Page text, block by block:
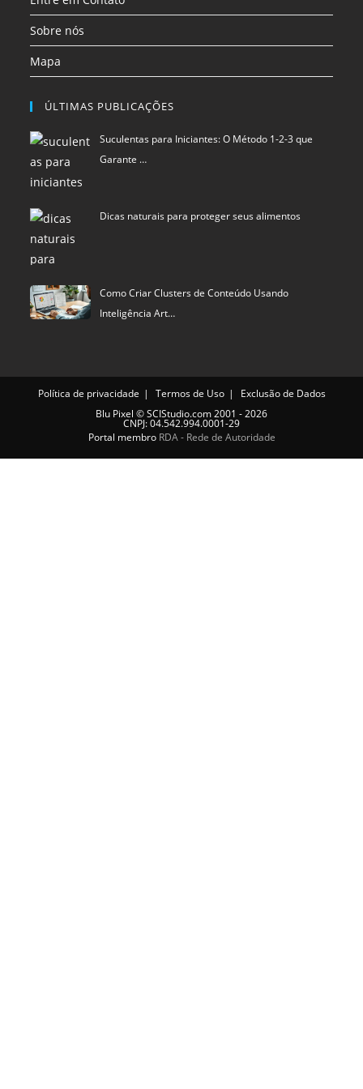
Sobre nós
Mapa
ÚLTIMAS PUBLICAÇÕES
Suculentas para Iniciantes: O Método 1-2-3 que
Garante …
Dicas naturais para proteger seus alimentos
Como Criar Clusters de Conteúdo Usando
Inteligência Art…
Política de privacidade Termos de Uso
Exclusão de Dados
Blu Pixel ©SCIStudio.com2001 - 2026
CNPJ: 04.542.994.0001-29
Portal membro RDA - Rede de Autoridade